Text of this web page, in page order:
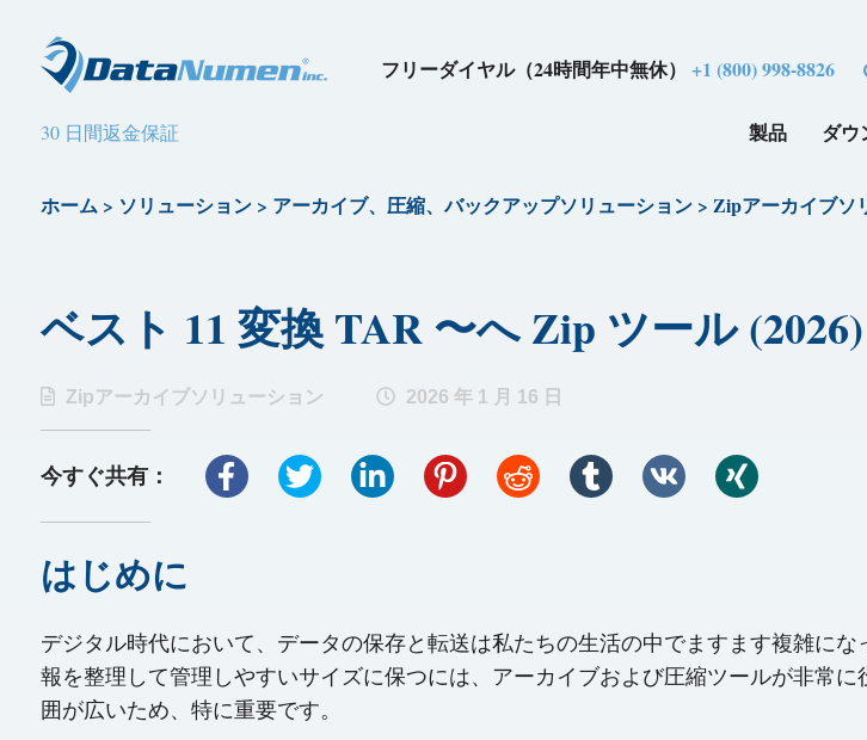
フリーダイヤル（24時間年中無休）+1 (800) 998-8826
30 日間返金保証 製品 ダウ
ホーム> ソリューション> アーカイブ、圧縮、バックアップソリューション> Zipアーカイブソ
ベスト 11 変換 TAR 〜へ Zip ツール
Zipアーカイブソリューション 2026 年 1 月 16 日
今すぐ共有：
はじめに
デジタル時代において、データの保存と転送は私たちの生活の中でますます複雑に
報を整理して管理しやすいサイズに保つには、アーカイブおよび圧縮ツールが非常
囲が広いため、特に重要です。